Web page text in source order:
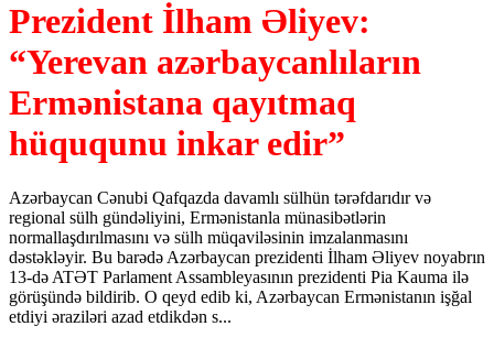
Prezident İlham Əliyev:
“Yerevan azərbaycanlıların
Ermənistana qayıtmaq
hüququnu inkar edir”
Azərbaycan Cənubi Qafqazda davamlı sülhün tərəfdarıdır və
regional sülh gündəliyini, Ermənistanla münasibətlərin
normallaşdırılmasını və sülh müqaviləsinin imzalanmasını
dəstəkləyir. Bu barədə Azərbaycan prezidenti İlham Əliyev noyabrın
13-də ATƏT Parlament Assambleyasının prezidenti Pia Kauma ilə
görüşündə bildirib. O qeyd edib ki, Azərbaycan Ermənistanın işğal
etdiyi əraziləri azad etdikdən s...